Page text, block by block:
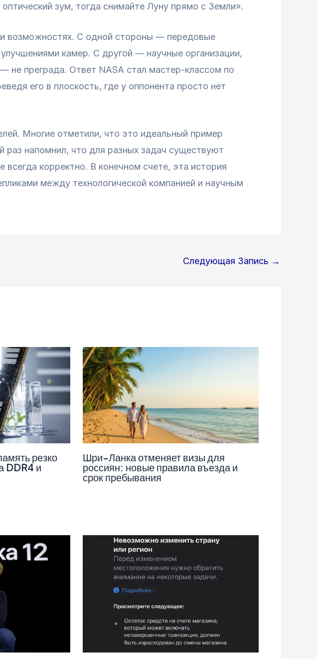
зум, тогда снимайте Луну прямо с Земли».
и возможностях. С одной стороны — передовые
камер. С другой — научные организации,
не преграда. Ответ NASA стал мастер-классом по
его в плоскость, где у оппонента просто нет
Многие отметили, что это идеальный пример
напомнил, что для разных задач существуют
корректно. В конечном счете, эта история
между технологической компанией и научным
Следующая Запись →
резко
DDR4 и
Шри-Ланка отменяет визы для
россиян: новые правила въезда и
срок пребывания